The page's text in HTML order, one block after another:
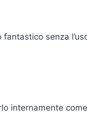
senza
internamente